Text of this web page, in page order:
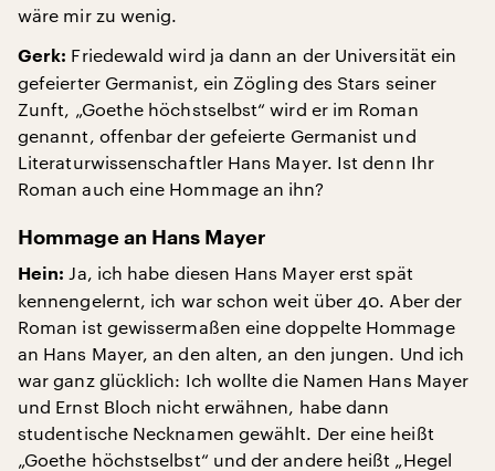
wäre mir zu wenig.
Gerk: Friedewald wird ja dann an der Universität ein
gefeierter Germanist, ein Zögling des Stars seiner
Zunft, „Goethe höchstselbst“ wird er im Roman
genannt, offenbar der gefeierte Germanist und
Literaturwissenschaftler Hans Mayer. Ist denn Ihr
Roman auch eine Hommage an ihn?
Hommage an Hans Mayer
Hein: Ja, ich habe diesen Hans Mayer erst spät
kennengelernt, ich war schon weit über 40. Aber der
Roman ist gewissermaßen eine doppelte Hommage
an Hans Mayer, an den alten, an den jungen. Und ich
war ganz glücklich: Ich wollte die Namen Hans Mayer
und Ernst Bloch nicht erwähnen, habe dann
studentische Necknamen gewählt. Der eine heißt
„Goethe höchstselbst“ und der andere heißt „Hegel